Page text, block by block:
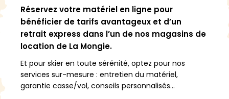
Le Grand Tourmalet
: Le plus grand
domaine skiable des
Pyrénées
Avec ses 69 pistes de ski s'étendant sur plus de 100
Réservez votre matériel en ligne pour
bénéficier de tarifs avantageux et d’un
retrait express dans l’un de nos magasins de
location de La Mongie.
Et pour skier en toute sérénité, optez pour nos
services sur-mesure : entretien du matériel,
garantie casse/vol, conseils personnalisés...